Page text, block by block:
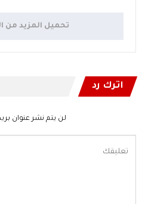
تحميل المزيد من
اترك رد
لن يتم نشر عنوان